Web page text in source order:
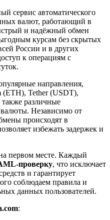
сервис автоматического
валют, работающий в
и надёжный обмен
курсам без скрытых
России и в других
к операциям с
направления,
(ETH), Tether (USDT),
различные
Независимо от
происходят в
избежать задержек и
первом месте. Каждый
проверку, что исключает
и гарантирует
соблюдаем правила и
данных пользователей.
: